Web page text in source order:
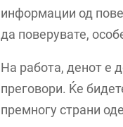
информации од
да поверувате,
На работа, денот е
преговори. Ќе
премногу страни